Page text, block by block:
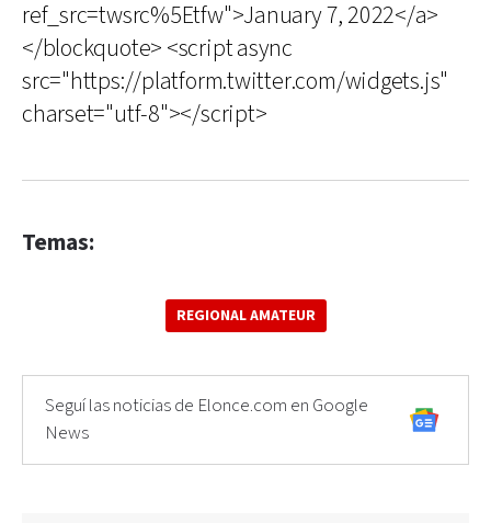
ref_src=twsrc%5Etfw">January 7, 2022</a>
</blockquote> <script async
src="https://platform.twitter.com/widgets.js"
charset="utf-8"></script>
Temas:
REGIONAL AMATEUR
Seguí las noticias de Elonce.com en Google
News